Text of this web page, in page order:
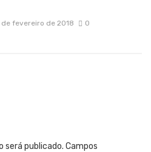
de fevereiro de 2018 0
será publicado. Campos